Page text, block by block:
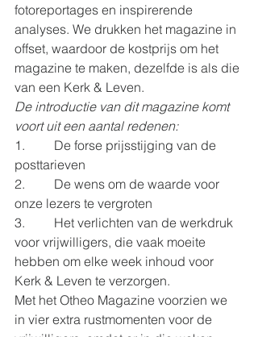
fotoreportages en inspirerende
analyses. We drukken het magazine in
offset, waardoor de kostprijs om het
magazine te maken, dezelfde is als die
van een Kerk & Leven.
De introductie van dit magazine komt
voort uit een aantal redenen:
1.         De forse prijsstijging van de
posttarieven
2.         De wens om de waarde voor
onze lezers te vergroten
3.         Het verlichten van de werkdruk
voor vrijwilligers, die vaak moeite
hebben om elke week inhoud voor
Kerk & Leven te verzorgen.
Met het Otheo Magazine voorzien we
in vier extra rustmomenten voor de